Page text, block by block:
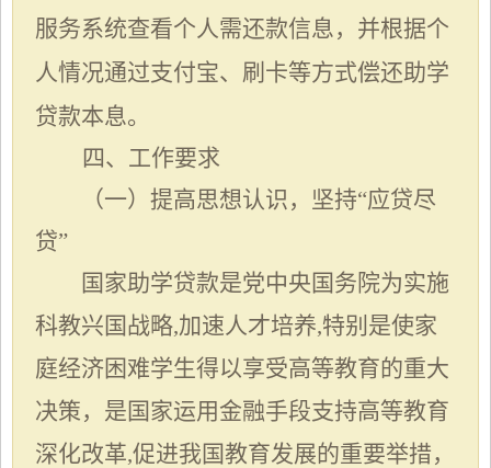
服务系统查看个人需还款信息，并根据个
人情况通过支付宝、刷卡等方式偿还助学
贷款本息。
四、 工作要求
（一）提高思想认识，坚持“应贷尽
贷”
国家助学贷款是党中央国务院为实施
科教兴国战略,加速人才培养,特别是使家
庭经济困难学生得以享受高等教育的重大
决策，是国家运用金融手段支持高等教育
深化改革,促进我国教育发展的重要举措，